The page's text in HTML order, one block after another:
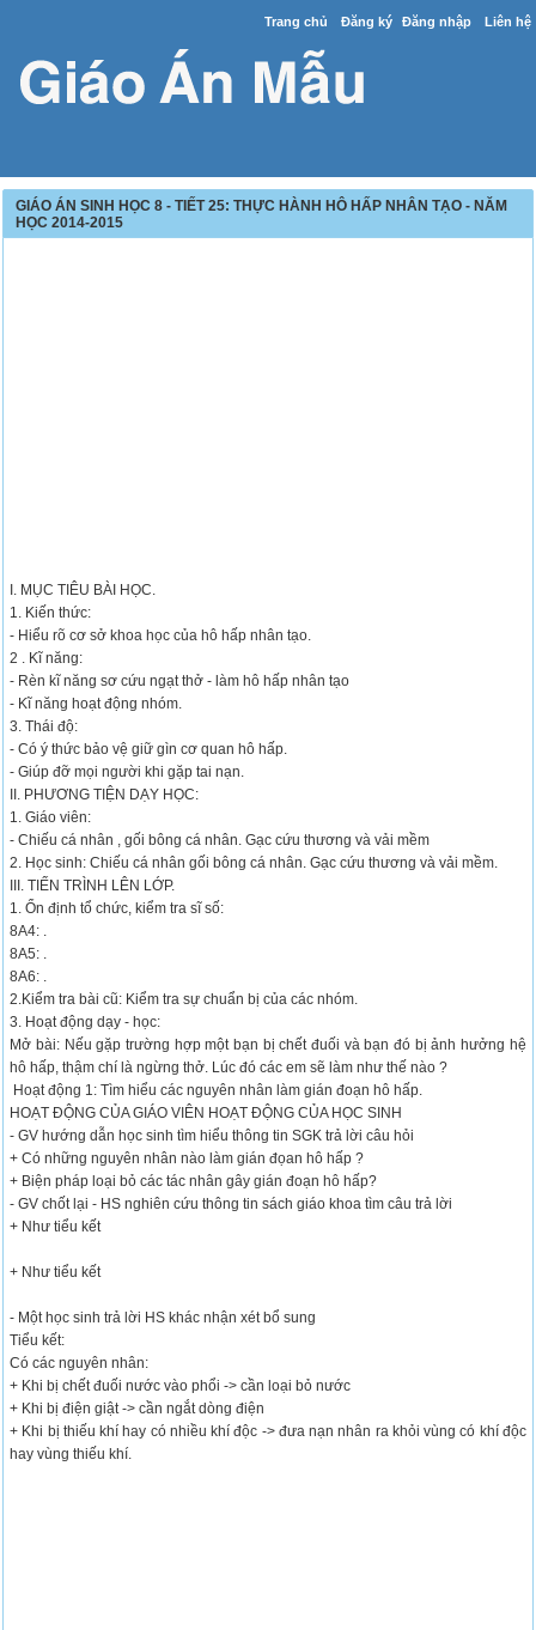
Trang chủ Đăng ký Đăng nhập Liên hệ
GIÁO ÁN SINH HỌC 8 - TIẾT 25: THỰC HÀNH HÔ HẤP NHÂN TẠO - NĂM
HỌC 2014-2015
I. MỤC TIÊU BÀI HỌC.
1. Kiến thức:
- Hiểu rõ cơ sở khoa học của hô hấp nhân tạo.
2 . Kĩ năng:
- Rèn kĩ năng sơ cứu ngạt thở - làm hô hấp nhân tạo
- Kĩ năng hoạt động nhóm.
3. Thái độ:
- Có ý thức bảo vệ giữ gìn cơ quan hô hấp.
- Giúp đỡ mọi người khi gặp tai nạn.
II. PHƯƠNG TIỆN DẠY HỌC:
1. Giáo viên:
- Chiếu cá nhân , gối bông cá nhân. Gạc cứu thương và vải mềm
2. Học sinh: Chiếu cá nhân gối bông cá nhân. Gạc cứu thương và vải mềm.
III. TIẾN TRÌNH LÊN LỚP.
1. Ổn định tổ chức, kiểm tra sĩ số:
8A4: .
8A5: .
8A6: .
2.Kiểm tra bài cũ: Kiểm tra sự chuẩn bị của các nhóm.
3. Hoạt động dạy - học:
Mở bài: Nếu gặp trường hợp một bạn bị chết đuối và bạn đó bị ảnh hưởng hệ
hô hấp, thậm chí là ngừng thở. Lúc đó các em sẽ làm như thế nào ?
Hoạt động 1: Tìm hiểu các nguyên nhân làm gián đoạn hô hấp.
HOẠT ĐỘNG CỦA GIÁO VIÊN HOẠT ĐỘNG CỦA HỌC SINH
- GV hướng dẫn học sinh tìm hiểu thông tin SGK trả lời câu hỏi
+ Có những nguyên nhân nào làm gián đọan hô hấp ?
+ Biện pháp loại bỏ các tác nhân gây gián đoạn hô hấp?
- GV chốt lại - HS nghiên cứu thông tin sách giáo khoa tìm câu trả lời
+ Như tiểu kết
+ Như tiểu kết
- Một học sinh trả lời HS khác nhận xét bổ sung
Tiểu kết:
Có các nguyên nhân:
+ Khi bị chết đuối nước vào phổi -> cần loại bỏ nước
+ Khi bị điện giật -> cần ngắt dòng điện
+ Khi bị thiếu khí hay có nhiều khí độc -> đưa nạn nhân ra khỏi vùng có khí độc
hay vùng thiếu khí.